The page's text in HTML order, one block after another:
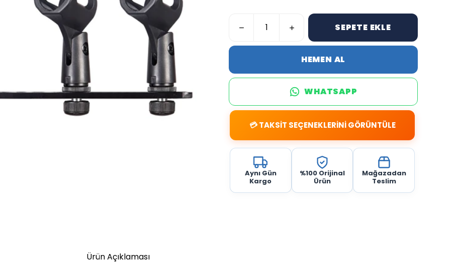
SEPETE EKLE
HEMEN AL
WHATSAPP
💳 TAKSİT SEÇENEKLERİNİ GÖRÜNTÜLE
Aynı Gün
Kargo
%100 Orijinal
Ürün
Mağazadan
Teslim
Ürün Açıklaması